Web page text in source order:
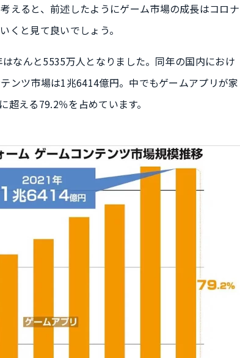
えると、前述したようにゲーム市場の成長はコロナ
くと見て良いでしょう。
なんと5535万人となりました。同年の国内におけ
ンツ市場は1兆6414億円。中でもゲームアプリが家
える79.2％を占めています。